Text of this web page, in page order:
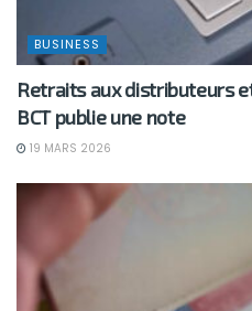
BUSINESS
Retraits aux distributeurs
BCT publie une note
19 MARS 2026